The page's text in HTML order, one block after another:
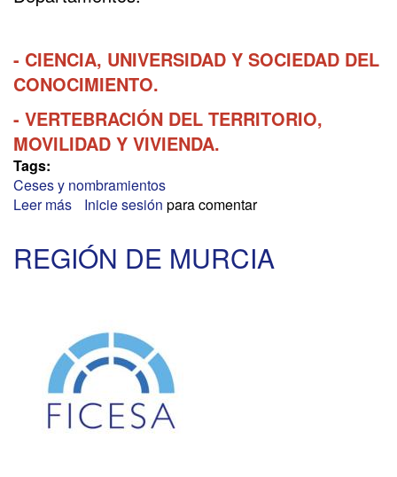
- CIENCIA, UNIVERSIDAD Y SOCIEDAD DEL
CONOCIMIENTO.
- VERTEBRACIÓN DEL TERRITORIO,
MOVILIDAD Y VIVIENDA.
Tags:
Ceses y nombramientos
Leer más sobre
DE
ARAGÓN
Inicie sesión para comentar
REGIÓN DE MURCIA